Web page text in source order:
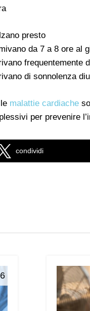
presto
da 7 a 8 ore al
frequentemente
di sonnolenza
malattie cardiache
per prevenire
condividi